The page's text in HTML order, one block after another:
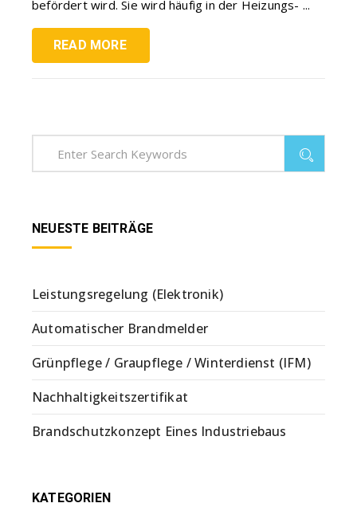
befördert wird. Sie wird häufig in der Heizungs- ...
READ MORE
NEUESTE BEITRÄGE
Leistungsregelung (Elektronik)
Automatischer Brandmelder
Grünpflege / Graupflege / Winterdienst (IFM)
Nachhaltigkeitszertifikat
Brandschutzkonzept Eines Industriebaus
KATEGORIEN